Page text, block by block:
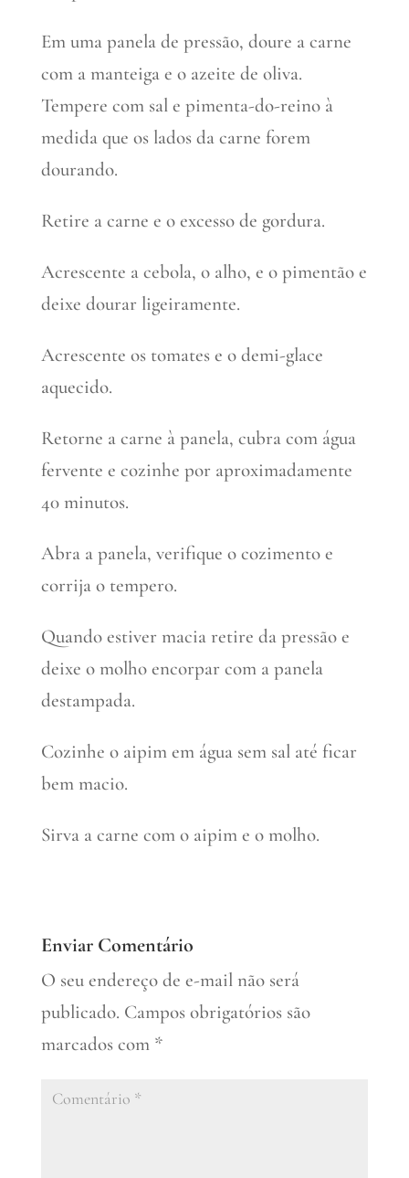
Em uma panela de pressão, doure a carne
com a manteiga e o azeite de oliva.
Tempere com sal e pimenta-do-reino à
medida que os lados da carne forem
dourando.
Retire a carne e o excesso de gordura.
Acrescente a cebola, o alho, e o pimentão e
deixe dourar ligeiramente.
Acrescente os tomates e o demi-glace
aquecido.
Retorne a carne à panela, cubra com água
fervente e cozinhe por aproximadamente
40 minutos.
Abra a panela, verifique o cozimento e
corrija o tempero.
Quando estiver macia retire da pressão e
deixe o molho encorpar com a panela
destampada.
Cozinhe o aipim em água sem sal até ficar
bem macio.
Sirva a carne com o aipim e o molho.
Enviar Comentário
O seu endereço de e-mail não será
publicado. Campos obrigatórios são
marcados com *